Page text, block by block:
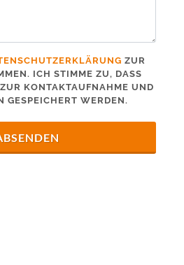
ZUR
ICH STIMME ZU, DASS
KONTAKTAUFNAHME UND
GESPEICHERT WERDEN.